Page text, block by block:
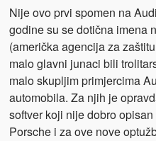
Nije ovo prvi spomen na
godine su se dotična imena
(američka agencija za
malo glavni junaci bili
malo skupljim primjercima
automobila. Za njih je
softver koji nije dobro
Porsche i za ove nove